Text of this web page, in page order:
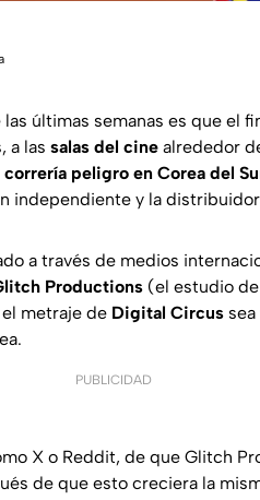
últimas semanas es que el
a las salas del cine alrededor
correría peligro en Corea del
independiente y la
a través de medios
Productions (el estudio
metraje de Digital Circus sea
PUBLICIDAD
X o Reddit, de que Glitch
de que esto creciera la